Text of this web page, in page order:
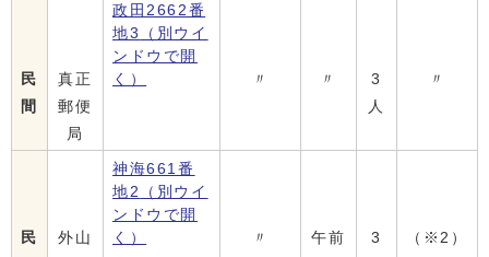
民
間
真正
郵便
局
政田2662番
地3
（別ウイ
ンドウで開
く）
〃 〃
3
人
〃
民
外山
神海661番
地2
（別ウイ
ンドウで開
く）
〃
午前
3
（※2）